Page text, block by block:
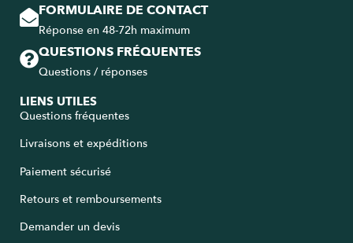
FORMULAIRE DE CONTACT
Réponse en 48-72h maximum
QUESTIONS FRÉQUENTES
Questions / réponses
LIENS UTILES
Questions fréquentes
Livraisons et expéditions
Paiement sécurisé
Retours et remboursements
Demander un devis